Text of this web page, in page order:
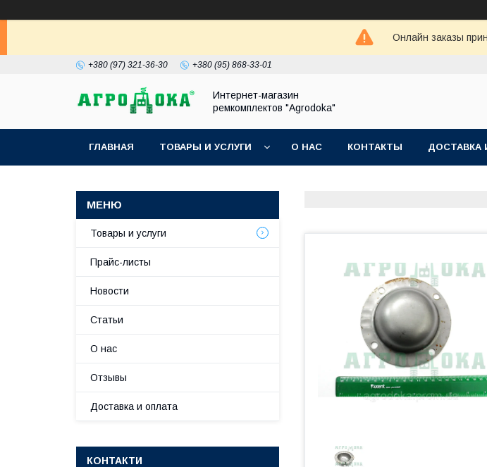
Онлайн заказы
+380 (97) 321-36-30 +380 (95) 868-33-01
Интернет-магазин
ремкомплектов "Agrodoka"
ГЛАВНАЯ ТОВАРЫ И УСЛУГИ О НАС КОНТАКТЫ ДОСТАВКА
Товары и услуги
Прайс-листы
Новости
Статьи
О нас
Отзывы
Доставка и оплата
КОНТАКТИ